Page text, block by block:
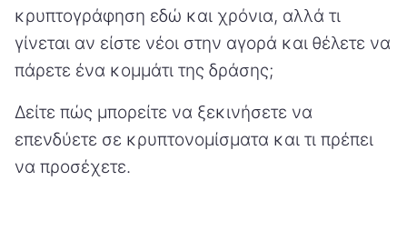
κρυπτογράφηση εδώ και χρόνια, αλλά τι
γίνεται αν είστε νέοι στην αγορά και θέλετε να
πάρετε ένα κομμάτι της δράσης;
Δείτε πώς μπορείτε να ξεκινήσετε να
επενδύετε σε κρυπτονομίσματα και τι πρέπει
να προσέχετε.